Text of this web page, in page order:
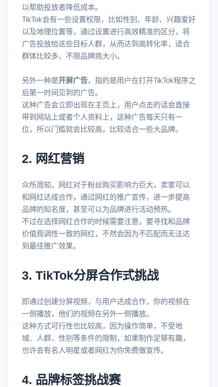
以帮助投放者降低成本。
TikTok会有一些设置权限，比如性别、年龄、兴趣爱好
以及地理位置等，通过设置进行高效精准的区分，将
广告投放给这些目标人群，从而达到高转化率，适合
群体比较多，不限品牌商大小。
另外一种是开屏广告，指的是用户在打开TikTok程序之
后第一时间见到的广告。
这种广告会立即出现在主页上，用户点击的话会直接
带到网站上或者个人资料上，这种广告每天只有一
位，所以门槛就会比较高，比较适合一些大品牌。
2. 网红营销
众所周知，网红对于粉丝购买影响力巨大，卖家可以
和网红达成合作，通过网红的推广宣传，进一步提高
品牌的知名度，甚至可以为品牌进行活动预热。
不过在选择网红合作的时候需要注意，要寻找和品牌
价值观调性一致的网红，不然会因为不匹配而无法达
到最佳推广效果。
3. TikTok分屏合作式挑战
即通过创建分屏视频，与用户达成合作，你的视频在
一侧播放，他们的视频在另外一侧播放。
这种方式可行性也比较高，因为操作简单，不受地
域、人群、性别等条件的限制，如果制作足够有趣，
也许会有名人明星或者网红为你免费做宣传。
4. 品牌标签挑战赛